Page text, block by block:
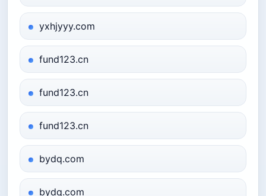
yxhjyyy.com
fund123.cn
fund123.cn
fund123.cn
bydq.com
bydq.com